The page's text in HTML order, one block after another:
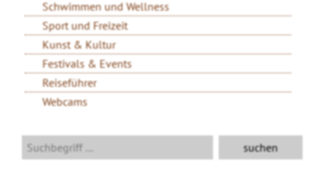
Schwimmen und Wellness
Sport und Freizeit
Kunst & Kultur
Festivals & Events
Reiseführer
Webcams